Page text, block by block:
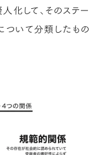
化して、そのステー
ついて分類したもの